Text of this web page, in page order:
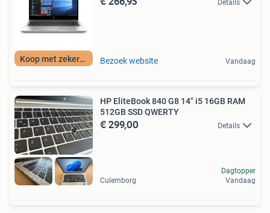
Koop met zekerheid
Details
Bezoek website Vandaag
HP EliteBook 840 G8 14" i5 16GB RAM
512GB SSD QWERTY
€ 299,00 Details
Culemborg
Dagtopper
Vandaag